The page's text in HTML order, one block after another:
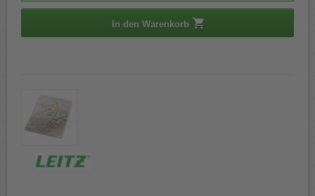
In den Warenkorb